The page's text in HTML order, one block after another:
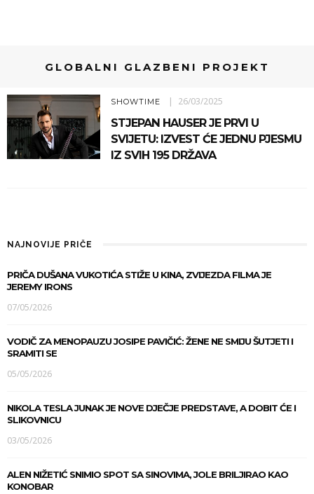
GLOBALNI GLAZBENI PROJEKT
SHOWTIME 26/03/2025
STJEPAN HAUSER JE PRVI U
SVIJETU: IZVEST ĆE JEDNU PJESMU
IZ SVIH 195 DRŽAVA
NAJNOVIJE PRIČE
PRIČA DUŠANA VUKOTIĆA STIŽE U KINA, ZVIJEZDA FILMA JE
JEREMY IRONS
07/05/2026
VODIČ ZA MENOPAUZU JOSIPE PAVIČIĆ: ŽENE NE SMIJU ŠUTJETI I
SRAMITI SE
05/05/2026
NIKOLA TESLA JUNAK JE NOVE DJEČJE PREDSTAVE, A DOBIT ĆE I
SLIKOVNICU
03/05/2026
ALEN NIŽETIĆ SNIMIO SPOT SA SINOVIMA, JOLE BRILJIRAO KAO
KONOBAR